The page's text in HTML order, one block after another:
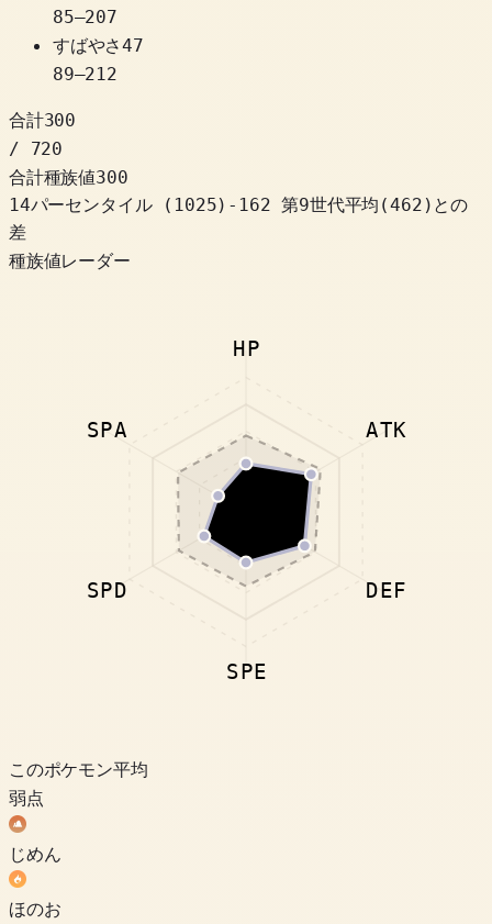
85–207
すばやさ47
89–212
合計300
/ 720
合計種族値300
14パーセンタイル
( 1025) -162 第9世代平均(462)との
差
種族値レーダー
HP
ATK
DEF
SPE
SPD
SPA
このポケモン平均
弱点
じめん
ほのお